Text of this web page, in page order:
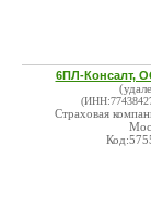
6ПЛ-Консалт,
Страховая